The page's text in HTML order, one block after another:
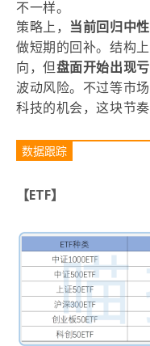
不一样。
策略上， 当前回归中
做短期的回补。结构
向，但盘面开始出现
波动风险。不过等市
科技的机会，这块节
数据跟踪
【ETF】